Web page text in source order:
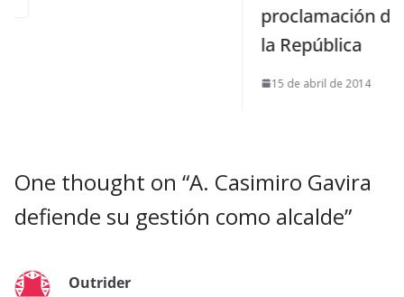
proclamación de
la República
15 de abril de 2014
One thought on “A. Casimiro Gavira
defiende su gestión como alcalde”
Outrider